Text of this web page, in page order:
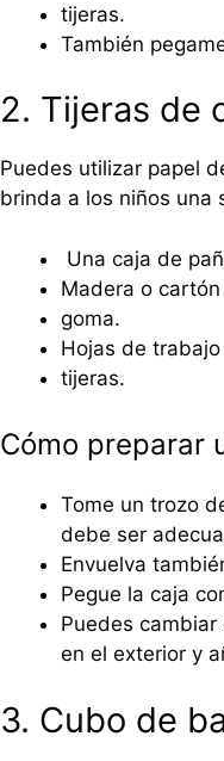
tijeras.
También
2. Tijeras de
Puedes utilizar papel
brinda a los niños una
Una caja de
Madera o
goma.
Hojas de
tijeras.
Cómo preparar
Tome un trozo
debe ser
Envuelva
Pegue la caja
Puedes
en el exterior y
3. Cubo de